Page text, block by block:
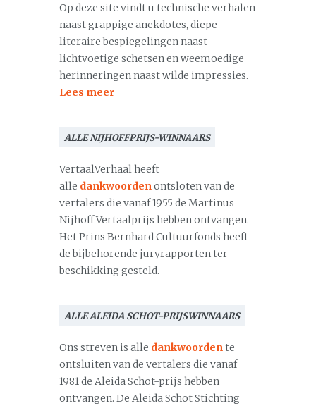
Op deze site vindt u technische verhalen
naast grappige anekdotes, diepe
literaire bespiegelingen naast
lichtvoetige schetsen en weemoedige
herinneringen naast wilde impressies.
Lees meer
ALLE NIJHOFFPRIJS-WINNAARS
VertaalVerhaal heeft
alle dankwoordenontsloten van de
vertalers die vanaf 1955 de Martinus
Nijhoff Vertaalprijs hebben ontvangen.
Het Prins Bernhard Cultuurfonds heeft
de bijbehorende juryrapporten ter
beschikking gesteld.
ALLE ALEIDA SCHOT-PRIJSWINNAARS
Ons streven is alle dankwoordente
ontsluiten van de vertalers die vanaf
1981 de Aleida Schot-prijs hebben
ontvangen. De Aleida Schot Stichting